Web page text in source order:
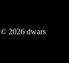
© 2026 dwars